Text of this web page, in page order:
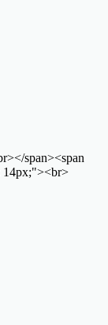
span><span
14px;"><br>